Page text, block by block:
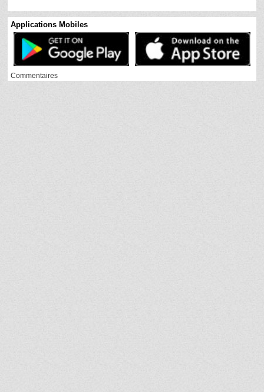
Applications Mobiles
Commentaires